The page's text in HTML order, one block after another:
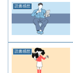
読書感想
読書感想